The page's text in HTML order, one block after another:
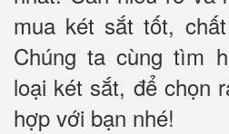
mua két sắt tốt,
Chúng ta cùng tìm
loại két sắt, để chọn
hợp với bạn nhé!